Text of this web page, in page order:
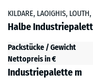
KILDARE, LAOIGHIS,
Halbe
Packstücke / Gewicht
Nettopreis in €
Industriepalette m